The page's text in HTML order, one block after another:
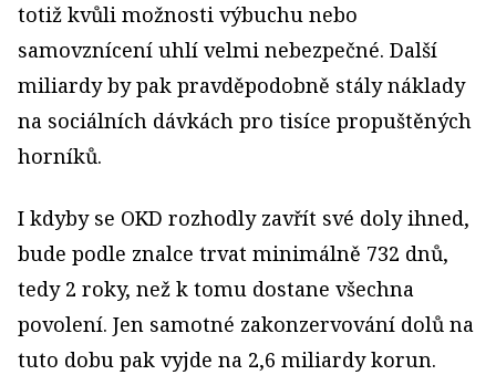
totiž kvůli možnosti výbuchu nebo
samovznícení uhlí velmi nebezpečné. Další
miliardy by pak pravděpodobně stály náklady
na sociálních dávkách pro tisíce propuštěných
horníků.
I kdyby se OKD rozhodly zavřít své doly ihned,
bude podle znalce trvat minimálně 732 dnů,
tedy 2 roky, než k tomu dostane všechna
povolení. Jen samotné zakonzervování dolů na
tuto dobu pak vyjde na 2,6 miliardy korun.